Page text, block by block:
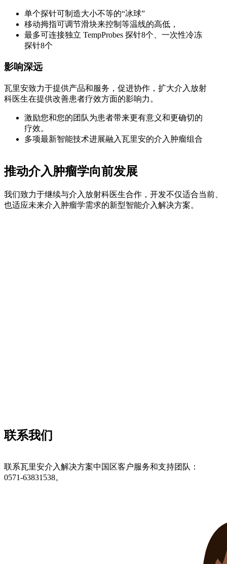
单个探针可制造大小不等的“冰球”
移动拇指可调节滑块来控制等温线的高低，
最多可连接独立 TempProbes 探针8个、一次性冷冻
探针8个
影响深远
瓦里安致力于提供产品和服务，促进协作，扩大介入放射
科医生在提供改善患者疗效方面的影响力。
激励您和您的团队为患者带来更有意义和更确切的
疗效。
多项最新智能技术进展融入瓦里安的介入肿瘤组合
推动介入肿瘤学向前发展
我们致力于继续与介入放射科医生合作，开发不仅适合当前、
也适应未来介入肿瘤学需求的新型智能介入解决方案。
联系我们
联系瓦里安介入解决方案中国区客户服务和支持团队：
0571-63831538。